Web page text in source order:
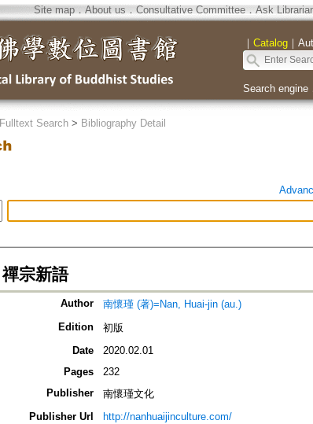
Site map．About us ． Consultative Committee． Ask
｜ Catalog｜
Search engine
Fulltext Search> Bibliography Detail
禪宗新語
Author
南懷瑾 (著)=Nan, Huai-jin (au.)
Edition
初版
Date
2020.02.01
Pages
232
Publisher
南懷瑾文化
Publisher Url
http://nanhuaijinculture.com/